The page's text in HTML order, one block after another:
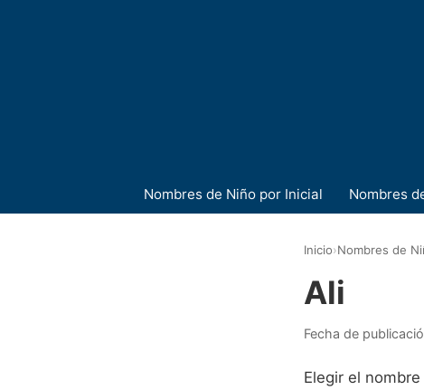
Nombres de Niño por Inicial Nombres
Inicio›Nombres de
Ali
Fecha de
Elegir el